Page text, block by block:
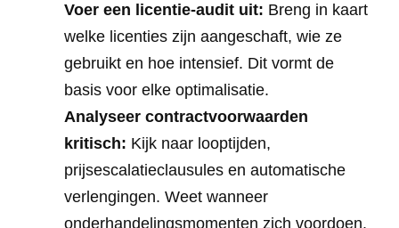
Voer een licentie-audit uit: Breng in kaart
welke licenties zijn aangeschaft, wie ze
gebruikt en hoe intensief. Dit vormt de
basis voor elke optimalisatie.
Analyseer contractvoorwaarden
kritisch: Kijk naar looptijden,
prijsescalatieclausules en automatische
verlengingen. Weet wanneer
onderhandelingsmomenten zich voordoen.